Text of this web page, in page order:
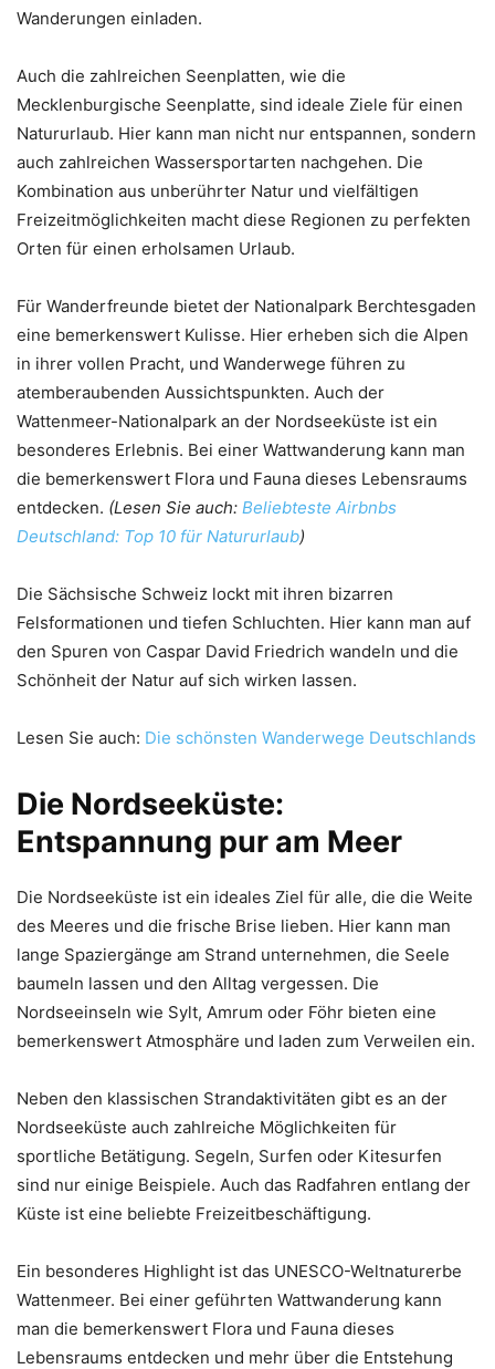
Wanderungen einladen.
Auch die zahlreichen Seenplatten, wie die
Mecklenburgische Seenplatte, sind ideale Ziele für einen
Natururlaub. Hier kann man nicht nur entspannen, sondern
auch zahlreichen Wassersportarten nachgehen. Die
Kombination aus unberührter Natur und vielfältigen
Freizeitmöglichkeiten macht diese Regionen zu perfekten
Orten für einen erholsamen Urlaub.
Für Wanderfreunde bietet der Nationalpark Berchtesgaden
eine bemerkenswert Kulisse. Hier erheben sich die Alpen
in ihrer vollen Pracht, und Wanderwege führen zu
atemberaubenden Aussichtspunkten. Auch der
Wattenmeer-Nationalpark an der Nordseeküste ist ein
besonderes Erlebnis. Bei einer Wattwanderung kann man
die bemerkenswert Flora und Fauna dieses Lebensraums
entdecken. (Lesen Sie auch: Beliebteste Airbnbs
Deutschland: Top 10 für Natururlaub)
Die Sächsische Schweiz lockt mit ihren bizarren
Felsformationen und tiefen Schluchten. Hier kann man auf
den Spuren von Caspar David Friedrich wandeln und die
Schönheit der Natur auf sich wirken lassen.
Lesen Sie auch: Die schönsten Wanderwege Deutschlands
Die Nordseeküste:
Entspannung pur am Meer
Die Nordseeküste ist ein ideales Ziel für alle, die die Weite
des Meeres und die frische Brise lieben. Hier kann man
lange Spaziergänge am Strand unternehmen, die Seele
baumeln lassen und den Alltag vergessen. Die
Nordseeinseln wie Sylt, Amrum oder Föhr bieten eine
bemerkenswert Atmosphäre und laden zum Verweilen ein.
Neben den klassischen Strandaktivitäten gibt es an der
Nordseeküste auch zahlreiche Möglichkeiten für
sportliche Betätigung. Segeln, Surfen oder Kitesurfen
sind nur einige Beispiele. Auch das Radfahren entlang der
Küste ist eine beliebte Freizeitbeschäftigung.
Ein besonderes Highlight ist das UNESCO-Weltnaturerbe
Wattenmeer. Bei einer geführten Wattwanderung kann
man die bemerkenswert Flora und Fauna dieses
Lebensraums entdecken und mehr über die Entstehung